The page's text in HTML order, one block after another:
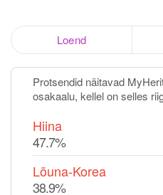
Loend
Protsendid näitavad
osakaalu, kellel on selles
Hiina
47.7%
Lõuna-Korea
38.9%